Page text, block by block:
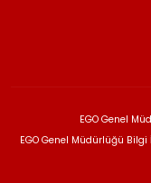
EGO Genel
EGO Genel Müdürlüğü